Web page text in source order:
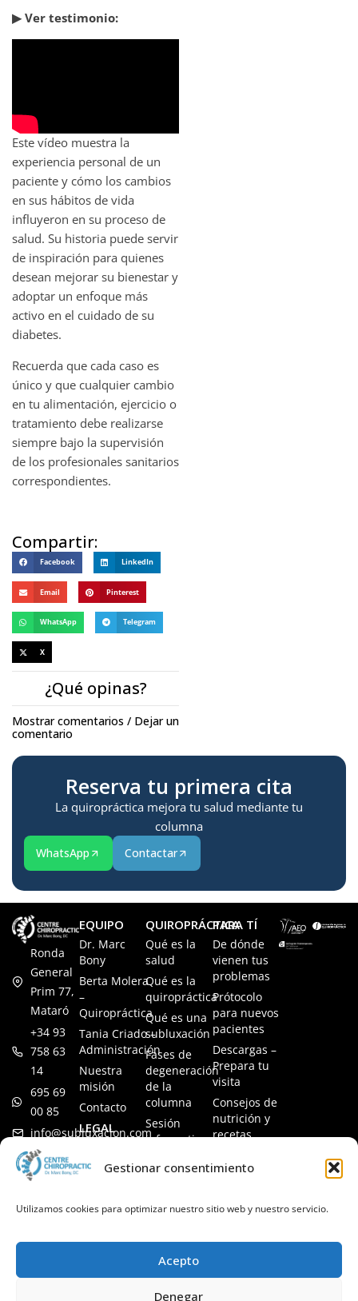
Gestionar consentimiento
Utilizamos cookies para optimizar nuestro sitio web y nuestro servicio.
Acepto
Denegar
▶ Ver testimonio:
Este vídeo muestra la
experiencia personal de un
paciente y cómo los cambios
en sus hábitos de vida
influyeron en su proceso de
salud. Su historia puede servir
de inspiración para quienes
desean mejorar su bienestar y
adoptar un enfoque más
activo en el cuidado de su
diabetes.
Recuerda que cada caso es
único y que cualquier cambio
en tu alimentación, ejercicio o
tratamiento debe realizarse
siempre bajo la supervisión
de los profesionales sanitarios
correspondientes.
Compartir:
Facebook LinkedIn
Email Pinterest
WhatsApp Telegram
X
¿Qué opinas?
Mostrar comentarios / Dejar un
comentario
Reserva tu primera cita
La quiropráctica mejora tu salud mediante tu
columna
WhatsApp Contactar
Ronda
General
Prim 77,
Mataró
+34 93
758 63
14
695 69
00 85
info@subluxacion.com
EQUIPO
Dr. Marc
Bony
Berta Molera
–
Quiropráctica
Tania Criado –
Administración
Nuestra
misión
Contacto
LEGAL
Política de
Política de
QUIROPRÁCTICA
Qué es la
salud
Qué es la
quiropráctica
Qué es una
subluxación
Fases de
degeneración
de la
columna
Sesión
informativa
Quiropráctica
para familias
para
para
empresas
PARA TÍ
De dónde
vienen tus
problemas
Prótocolo
para nuevos
pacientes
Descargas –
Prepara tu
visita
Consejos de
nutrición y
recetas
frecuentes